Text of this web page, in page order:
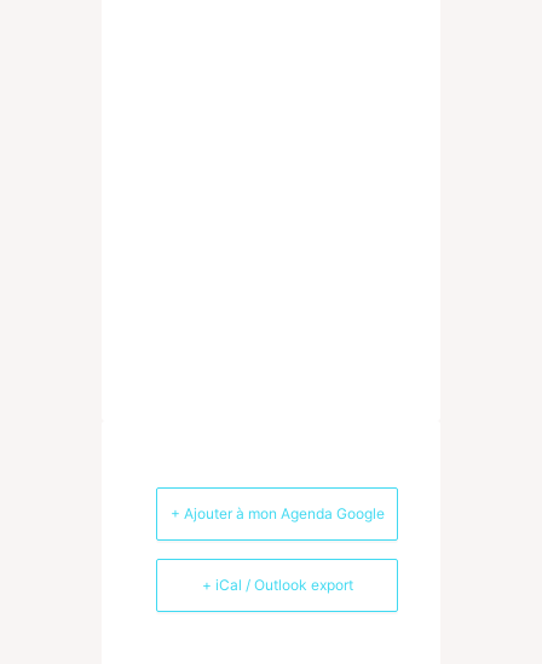
+ Ajouter à mon Agenda Google
+ iCal / Outlook export